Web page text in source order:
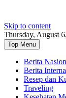
Skip to content
Thursday, August
Top Menu
Berita
Berita
Resep dan
Traveling